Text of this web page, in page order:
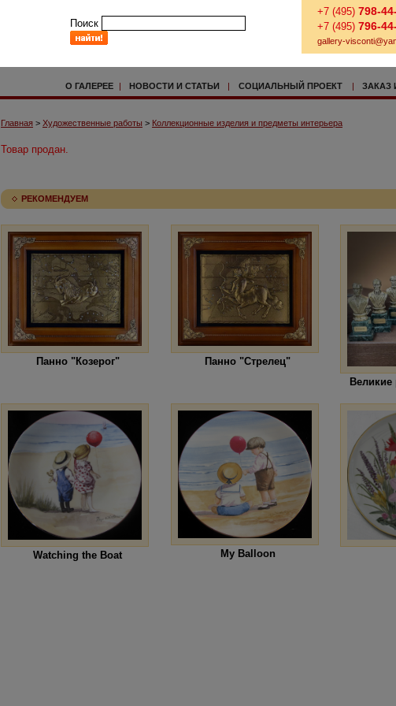
Поиск
+7 (495) 798-
+7 (495) 796-
gallery-
О ГАЛЕРЕЕ | НОВОСТИ И СТАТЬИ | СОЦИАЛЬНЫЙ ПРОЕКТ | ЗАКАЗ
Главная > Художественные работы > Коллекционные изделия и предметы интерьера
Товар продан.
РЕКОМЕНДУЕМ
Панно "Козерог"
Панно "Стрелец"
Великие
Watching the Boat My Balloon